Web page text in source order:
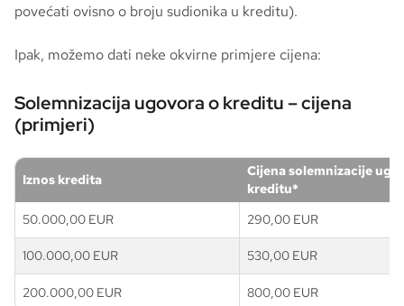
povećati ovisno o broju sudionika u kreditu).
Ipak, možemo dati neke okvirne primjere cijena:
Solemnizacija ugovora o kreditu – cijena
(primjeri)
Iznos kredita
Cijena solemnizacije
kreditu*
50.000,00 EUR
290,00 EUR
100.000,00 EUR 530,00 EUR
200.000,00 EUR 800,00 EUR